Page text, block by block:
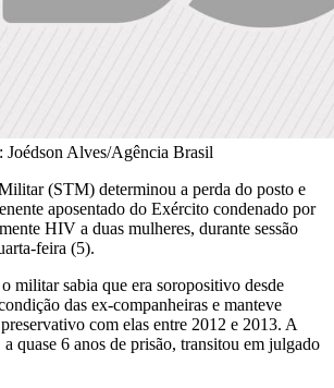
Joédson Alves/Agência Brasil
(STM) determinou a perda do posto e
aposentado do Exército condenado por
HIV a duas mulheres, durante sessão
feira (5).
militar sabia que era soropositivo desde
das ex-companheiras e manteve
com elas entre 2012 e 2013. A
quase 6 anos de prisão, transitou em julgado